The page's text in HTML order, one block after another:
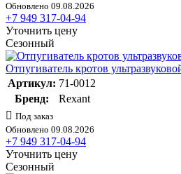
Обновлено 09.08.2026
+7 949 317-04-94
Уточнить цену
Сезонный
Отпугиватель кротов
Артикул: 71-0012
Бренд:
Rexant
Под заказ
Обновлено 09.08.2026
+7 949 317-04-94
Уточнить цену
Сезонный